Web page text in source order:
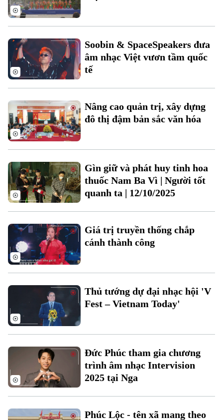
Theo dõi Hà Nội On
Điện ảnh
Âm nhạc
Tòa soạn
Soobin & SpaceSpeakers đưa
âm nhạc Việt vươn tầm quốc
tế
Nâng cao quản trị, xây dựng
đô thị đậm bản sắc văn hóa
Gìn giữ và phát huy tinh hoa
thuốc Nam Ba Vì | Người tốt
quanh ta | 12/10/2025
Giá trị truyền thống chắp
cánh thành công
Thủ tướng dự đại nhạc hội 'V
Fest – Vietnam Today'
Đức Phúc tham gia chương
trình âm nhạc Intervision
2025 tại Nga
Phúc Lộc - tên xã mang theo